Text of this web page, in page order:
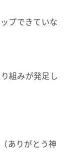
プできていな
組みが発足し
ありがとう神